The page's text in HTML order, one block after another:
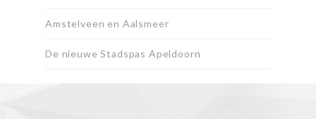
Amstelveen en Aalsmeer
De nieuwe Stadspas Apeldoorn